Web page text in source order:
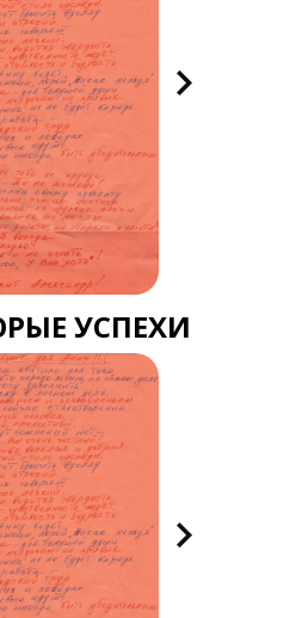
УСПЕХИ